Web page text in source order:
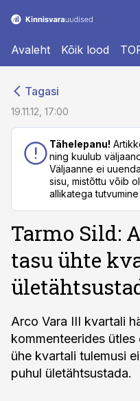
Avaleht Kõik lood
Tagasi
19.11.12, 17:00
Tähelepanu!
ning kuulub
Väljaanne ei
sisu, mistõttu võib
allikatega tutvumine
Tarmo Sild:
tasu ühte
Arco Vara III kvartali
kommenteerides
ühe kvartali tulemusi
puhul ületähtsustada.